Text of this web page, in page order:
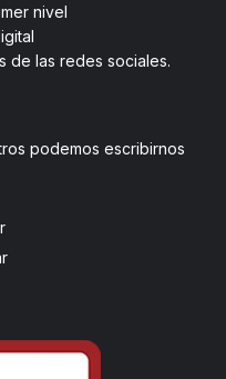
nivel
de las redes sociales.
podemos escribirnos